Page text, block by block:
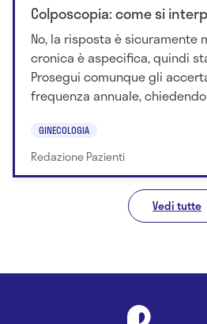
Colposcopia: come si
No, la risposta è sicuramente
cronica è aspecifica, quindi
Prosegui comunque gli
frequenza annuale,
GINECOLOGIA
Redazione Pazienti
Vedi tutte